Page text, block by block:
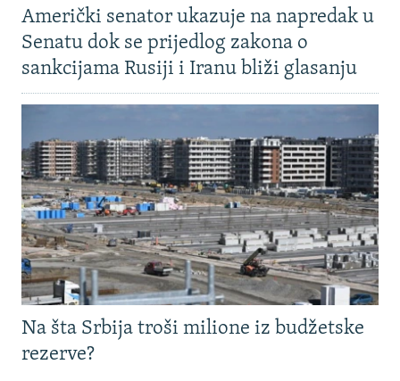
Američki senator ukazuje na napredak u
Senatu dok se prijedlog zakona o
sankcijama Rusiji i Iranu bliži glasanju
Na šta Srbija troši milione iz budžetske
rezerve?